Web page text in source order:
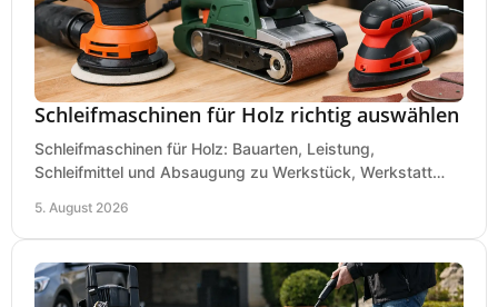
Schleifmaschinen für Holz richtig auswählen
Schleifmaschinen für Holz: Bauarten, Leistung,
Schleifmittel und Absaugung zu Werkstück, Werkstatt
5. August 2026